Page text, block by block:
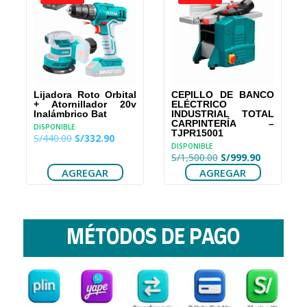
Lijadora Roto Orbital
+ Atornillador 20v
Inalámbrico Bat
DISPONIBLE
S/440.00 El
original
era:
S/332.90El
actual
es:
AGREGAR
CEPILLO DE BANCO
ELÉCTRICO
INDUSTRIAL TOTAL
CARPINTERÍA –
TJPR15001
DISPONIBLE
S/1,500.00 El
precio
original
S/999.90El
precio
AGREGAR
MÉTODOS DE PAGO